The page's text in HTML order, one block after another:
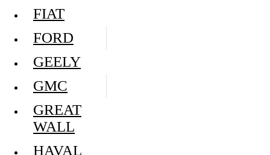
FIAT
FORD
GEELY
GMC
GREAT
WALL
HAVAL